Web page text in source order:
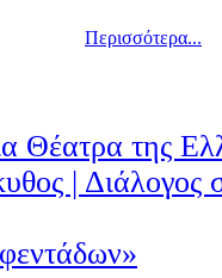
Περισσότερα...
Θέατρα της
| Διάλογος